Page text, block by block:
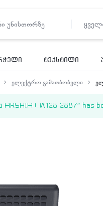
ტექსტილი
ელექტრო გამათბობელი
CW128-2887” has